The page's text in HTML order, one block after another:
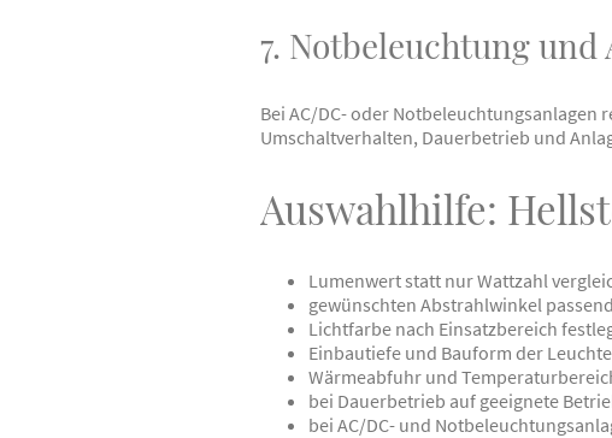
7. Notbeleuchtung
Bei AC/DC- oder
Umschaltverhalten, Dauerbetrieb und
Auswahlhilfe:
Lumenwert statt nur Wattzahl
gewünschten Abstrahlwinkel
Lichtfarbe nach Einsatzbereich
Einbautiefe und Bauform der
Wärmeabfuhr und
bei Dauerbetrieb auf geeignete
bei AC/DC- und